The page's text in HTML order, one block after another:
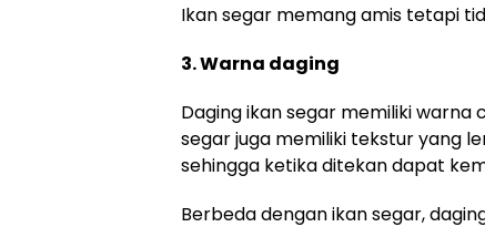
Ikan segar memang amis tetapi
3. Warna daging
Daging ikan segar memiliki warna
segar juga memiliki tekstur yang
sehingga ketika ditekan dapat
Berbeda dengan ikan segar,